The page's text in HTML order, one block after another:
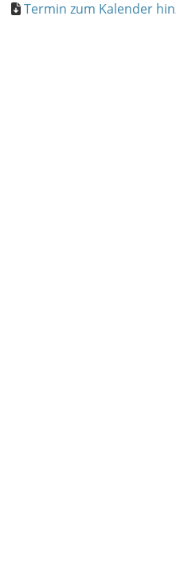
Termin zum Kalender